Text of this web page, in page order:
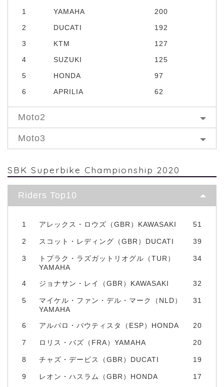
1 YAMAHA
200
2
DUCATI
192
3
KTM
127
4
SUZUKI
125
5
HONDA
97
6
APRILIA 62
Moto2
Moto3
SBK Superbike Championship 2020
Riders Top10
1 アレックス・ロウズ（GBR）KAWASAKI 51
2 スコット・レディング（GBR）DUCATI 39
3
トプラク・ラズガットリオグル（TUR）
YAMAHA
34
4 ジョナサン・レイ（GBR）KAWASAKI 32
5
マイケル・ファン・デル・マーク（NLD）
YAMAHA
31
6 アルバロ・バウティスタ（ESP）HONDA 20
7 ロリス・バズ（FRA）YAMAHA 20
8 チャズ・デービス（GBR）DUCATI 19
9 レオン・ハスラム（GBR）HONDA 17